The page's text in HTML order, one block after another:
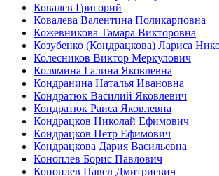
Ковалев Григорий
Ковалева Валентина Поликарповна
Кожевникова Тамара Викторовна
Козубенко (Кондрацкова) Лариса
Колесников Виктор Меркулович
Колямина Галина Яковлевна
Кондранина Наталья Ивановна
Кондратюк Василий Яковлевич
Кондратюк Раиса Яковлевна
Кондрацков Николай Ефимович
Кондрацков Петр Ефимович
Кондрацкова Дария Васильевна
Коноплев Борис Павлович
Коноплев Павел Дмитриевич